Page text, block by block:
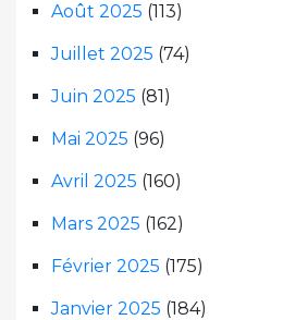
Août 2025 (113)
Juillet 2025 (74)
Juin 2025 (81)
Mai 2025 (96)
Avril 2025 (160)
Mars 2025 (162)
Février 2025 (175)
Janvier 2025 (184)